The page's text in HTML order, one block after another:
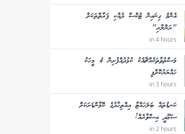
އެންމެ ގިނައިން ޓެކްސް ދެއްކި ފަރާތްތަކަށް
"ރަންލާރި"
in 4 hours
މަސްތުވާތަކެއްޗާއެކު ކުޅުދުއްފުށިން 4 މީހަކު
ހައްޔަރުކޮށްފި
in 3 hours
ކަނޑުތައް ބަލަހައްޓާ އިއްތިހާދުގެ ކޮމާންޑަރަކަށް
ސަޢޫދީ އިސްވާރެއް!
in 2 hours